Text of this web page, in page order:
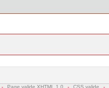
- Page valide XHTML 1.0 - CSS valide -